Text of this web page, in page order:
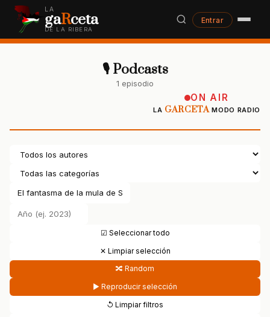
LA
gaRceta
DE LA RIBERA
Entrar
🎙 Podcasts
1 episodio
ON AIR
LA GARCETAMODO RADIO
☑ Seleccionar todo
✕ Limpiar selección
🔀 Random
▶ Reproducir selección
↺ Limpiar filtros